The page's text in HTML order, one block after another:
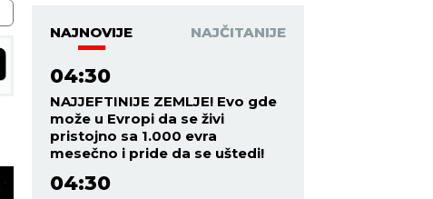
NAJNOVIJE NAJČITANIJE
04:30
NAJJEFTINIJE ZEMLJE! Evo gde
može u Evropi da se živi
pristojno sa 1.000 evra
mesečno i pride da se uštedi!
04:30